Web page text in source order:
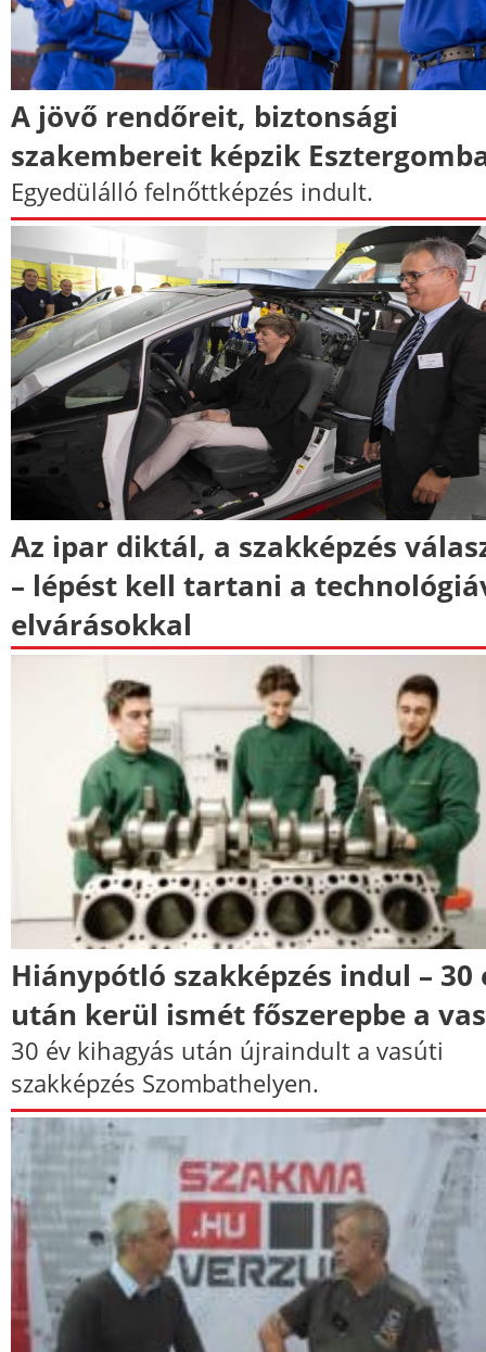
A jövő rendőreit, biztonsági
szakembereit képzik
Egyedülálló felnőttképzés indult.
Az ipar diktál, a szakképzés
– lépést kell tartani a
elvárásokkal
Hiánypótló szakképzés indul – 30
után kerül ismét főszerepbe a
30 év kihagyás után újraindult a vasúti
szakképzés Szombathelyen.